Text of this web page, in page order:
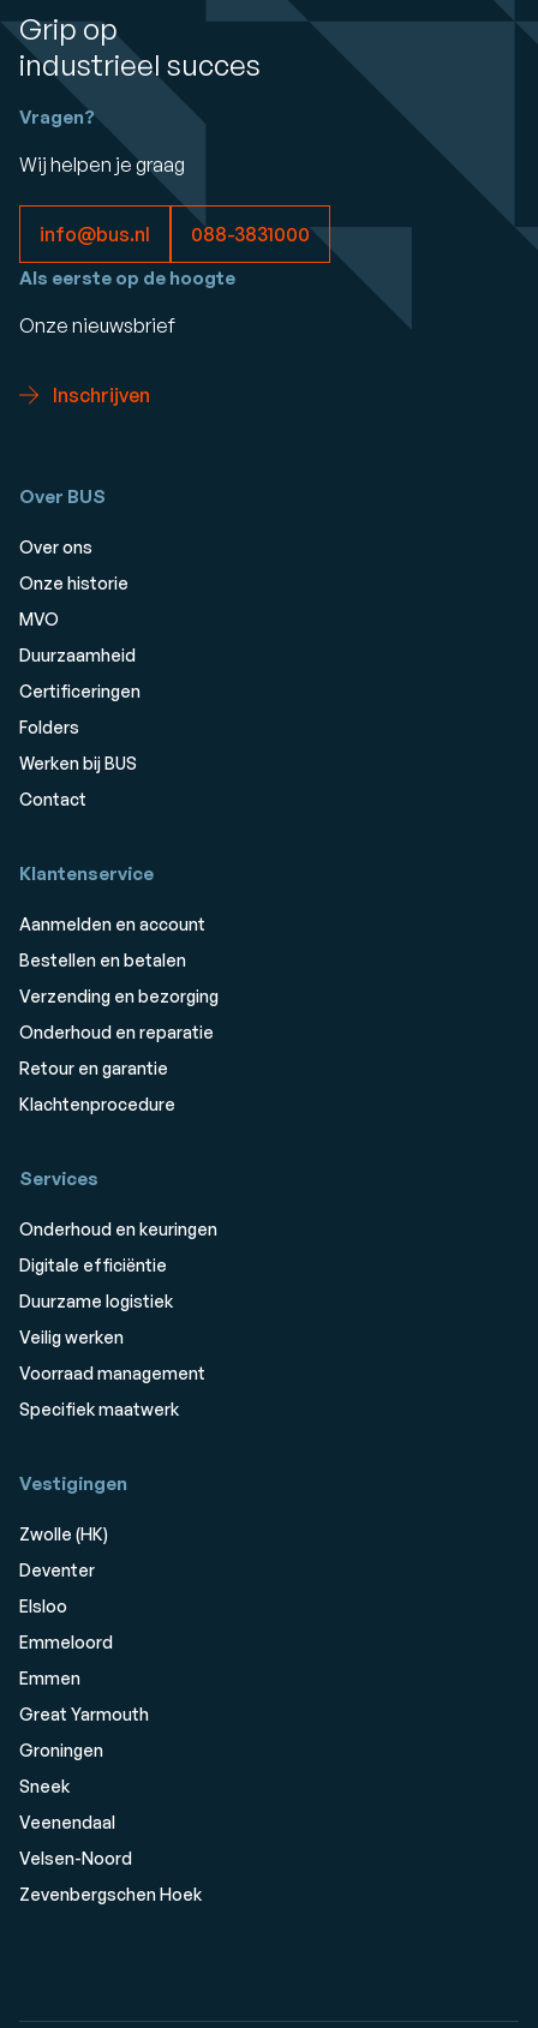
Grip op
industrieel succes
Vragen?
Wij helpen je graag
info@bus.nl 088-3831000
Als eerste op de hoogte
Onze nieuwsbrief
Inschrijven
Over BUS
Over ons
Onze historie
MVO
Duurzaamheid
Certificeringen
Folders
Werken bij BUS
Contact
Klantenservice
Aanmelden en account
Bestellen en betalen
Verzending en bezorging
Onderhoud en reparatie
Retour en garantie
Klachtenprocedure
Services
Onderhoud en keuringen
Digitale efficiëntie
Duurzame logistiek
Veilig werken
Voorraad management
Specifiek maatwerk
Vestigingen
Zwolle (HK)
Deventer
Elsloo
Emmeloord
Emmen
Great Yarmouth
Groningen
Sneek
Veenendaal
Velsen-Noord
Zevenbergschen Hoek